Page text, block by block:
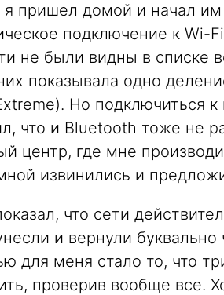
я пришел домой и начал
подключение к Wi-
не были видны в списке
показывала одно
Но подключиться
что и Bluetooth тоже не
центр, где мне
извинились и
что сети
и вернули
для меня стало то, что
проверив вообще все.